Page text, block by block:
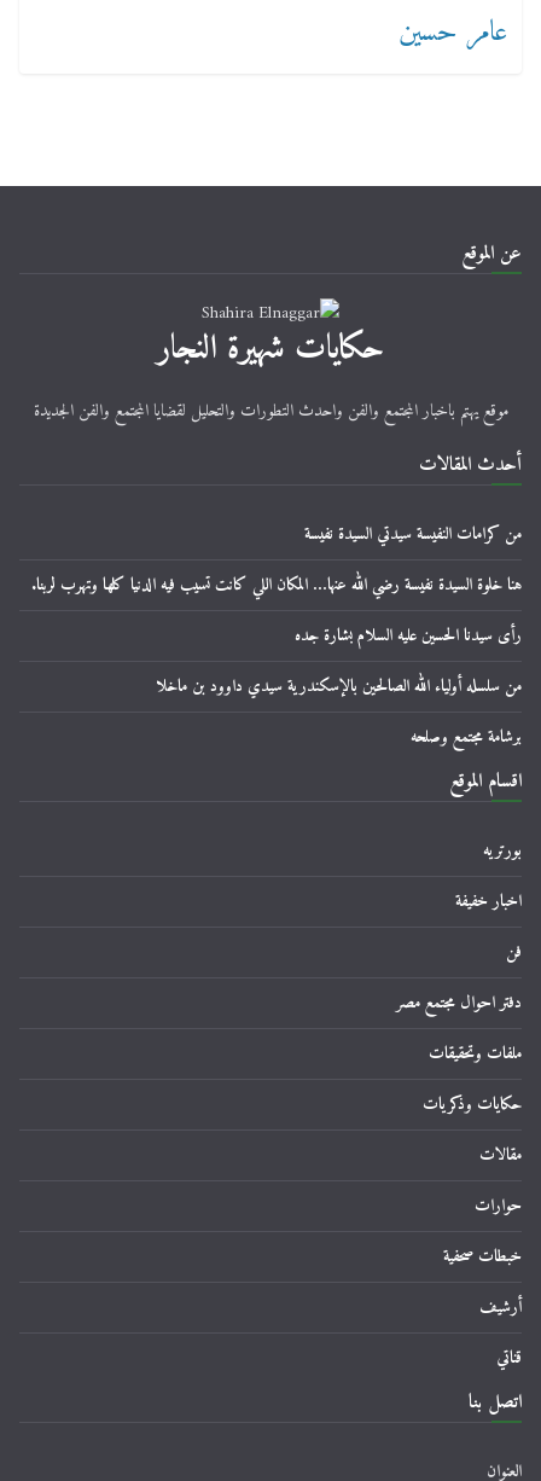
عن الموقع
حكايات شهيرة النجار
موقع يهتم باخبار المجتمع والفن واحدث التطورات والتحليل لقضايا المجتمع والفن الجديدة
أحدث المقالات
من كرامات النفيسة سيدتي السيدة نفيسة
هنا خلوة السيدة نفيسة رضي الله عنها… المكان اللي كانت تسيب فيه الدنيا كلها وتهرب لربنا.
رأى سيدنا الحسين عليه السلام بشارة جده
من سلسله أولياء الله الصالحين بالإسكندرية سيدي داوود بن ماخلا
برشامة مجتمع وصلحه
اقسام الموقع
بورتريه
اخبار خفيفة
فن
دفتر احوال مجتمع مصر
ملفات وتحقيقات
حكايات وذكريات
مقالات
حوارات
خبطات صحفية
أرشيف
قناتي
اتصل بنا
العنوان